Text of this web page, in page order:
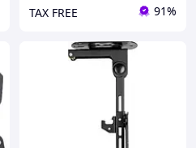
TAX FREE 91%